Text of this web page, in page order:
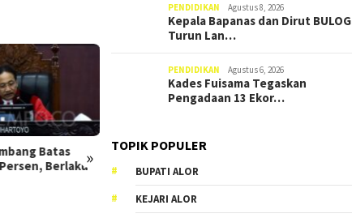
»
Anggota DPRD Alor Ini Tolak
POKIR-BIMTEK Di APBD
Perubahan 2023, Ikuti
Ulasannya
POKIR dan Bimtek, Tim
PENDIDIKAN Agustus 8, 2026
Kepala Bapanas dan Dirut BULOG
Turun Lan…
PENDIDIKAN Agustus 6, 2026
Kades Fuisama Tegaskan
Pengadaan 13 Ekor…
TOPIK POPULER
BUPATI ALOR
KEJARI ALOR